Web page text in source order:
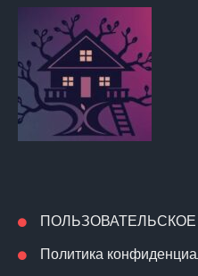
Политика